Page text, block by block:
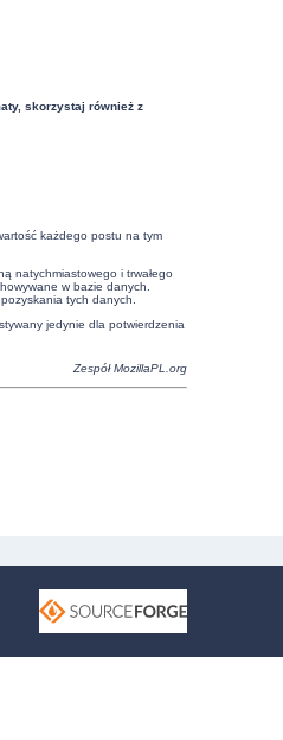
skorzystaj również z
każdego postu na tym
natychmiastowego i trwałego
w bazie danych.
tych danych.
jedynie dla potwierdzenia
ZespółMozillaPL.org